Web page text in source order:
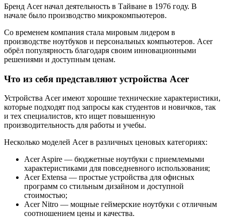
Бренд Acer начал деятельность в Тайване в 1976 году. В
начале было производство микрокомпьютеров.
Со временем компания стала мировым лидером в
производстве ноутбуков и персональных компьютеров. Acer
обрёл популярность благодаря своим инновационными
решениями и доступным ценам.
Что из себя представляют устройства Acer
Устройства Acer имеют хорошие технические характеристики,
которые подходят под запросы как студентов и новичков, так
и тех специалистов, кто ищет повышенную
производительность для работы и учебы.
Несколько моделей Acer в различных ценовых категориях:
Acer Aspire — бюджетные ноутбуки с приемлемыми
характеристиками для повседневного использования;
Acer Extensa — простые устройства для офисных
программ со стильным дизайном и доступной
стоимостью;
Acer Nitro — мощные геймерские ноутбуки с отличным
соотношением цены и качества.